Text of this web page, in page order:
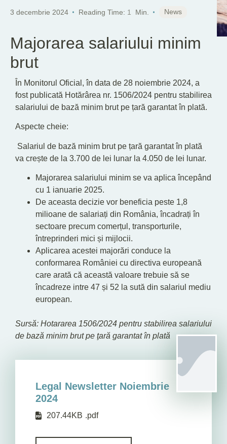
3 decembrie 2024 Reading Time: 1 Min. News
Majorarea salariului minim
brut
În Monitorul Oficial, în data de 28 noiembrie 2024, a
fost publicată Hotărârea nr. 1506/2024 pentru stabilirea
salariului de bază minim brut pe țară garantat în plată.
Aspecte cheie:
Salariul de bază minim brut pe țară garantat în plată
va crește de la 3.700 de lei lunar la 4.050 de lei lunar.
Majorarea salariului minim se va aplica începând
cu 1 ianuarie 2025.
De aceasta decizie vor beneficia peste 1,8
milioane de salariați din România, încadrați în
sectoare precum comerțul, transporturile,
întreprinderi mici și mijlocii.
Aplicarea acestei majorări conduce la
conformarea României cu directiva europeană
care arată că această valoare trebuie să se
încadreze intre 47 și 52 la sută din salariul mediu
european.
Sursă: Hotararea 1506/2024 pentru stabilirea salariului
de bază minim brut pe ţară garantat în plată
Legal Newsletter Noiembrie
2024
207.44KB .pdf